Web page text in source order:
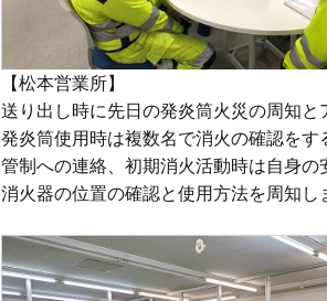
【松本営業所】
送り出し時に先日の発炎筒火災の周知と
発炎筒使用時は複数名で消火の確認を
管制への連絡、初期消火活動時は自身
消火器の位置の確認と使用方法を周知し